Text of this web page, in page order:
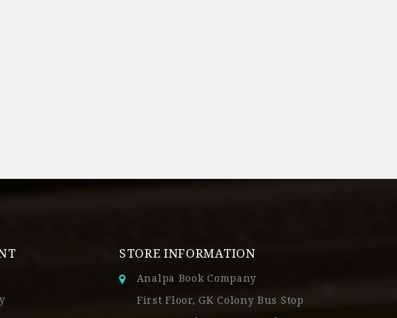
STORE INFORMATION
Analpa Book Company
First Floor, GK Colony Bus Stop